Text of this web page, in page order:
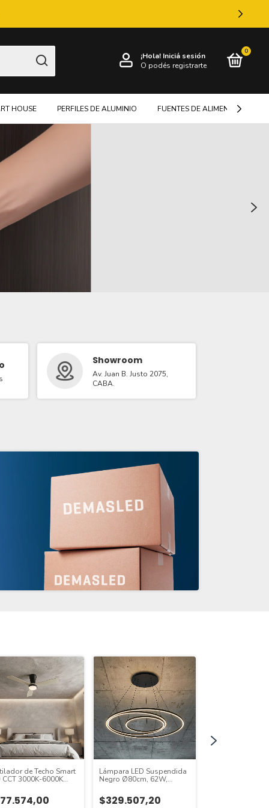
¡Hola! Iniciá sesión
O podés registrarte
0
HOUSE PERFILES DE ALUMINIO FUENTES DE ALIMENTACIÓN
Showroom
Av. Juan B. Justo 2075,
CABA.
de Techo Smart
CCT 3000K-6000K
IP65 con Control
Lámpara LED Suspendida
Negro Ø80cm, 62W,
3720lm
$329.507,20